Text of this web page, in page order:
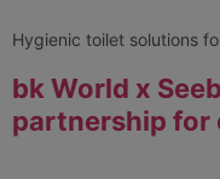
Hygienic toilet solutions
bk World x
partnership for